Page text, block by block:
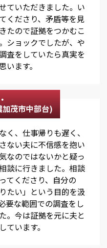
ていただきました。い
くださり、矛盾等を見
たので証拠をつかむこ
ショックでしたが、や
査をしていたら真実を
います。
茂市中部台)
く、仕事帰りも遅く、
ない夫に不信感を抱い
なのではないかと疑っ
談に行きました。相談
てくださり、自分の
たい」という目的を汲
要な範囲での調査をし
。今は証拠を元に夫と
ています。